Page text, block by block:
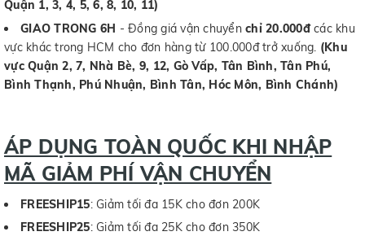
Quận 1, 3, 4, 5, 6, 8, 10, 11)
GIAO TRONG 6H - Đồng giá vận chuyển chỉ 20.000đcác khu
vực khác trong HCM cho đơn hàng từ 100.000đ trở xuống. (Khu
vực Quận 2, 7, Nhà Bè, 9, 12, Gò Vấp, Tân Bình, Tân Phú,
Bình Thạnh, Phú Nhuận, Bình Tân, Hóc Môn, Bình Chánh)
ÁP DỤNG TOÀN QUỐC KHI NHẬP
MÃ GIẢM PHÍ VẬN CHUYỂN
FREESHIP15: Giảm tối đa 15K cho đơn 200K
FREESHIP25: Giảm tối đa 25K cho đơn 350K